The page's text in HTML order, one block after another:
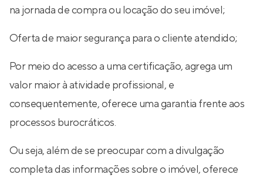
na jornada de compra ou locação do seu imóvel;
Oferta de maior segurança para o cliente atendido;
Por meio do acesso a uma certificação, agrega um
valor maior à atividade profissional, e
consequentemente, oferece uma garantia frente aos
processos burocráticos.
Ou seja, além de se preocupar com a divulgação
completa das informações sobre o imóvel, oferece